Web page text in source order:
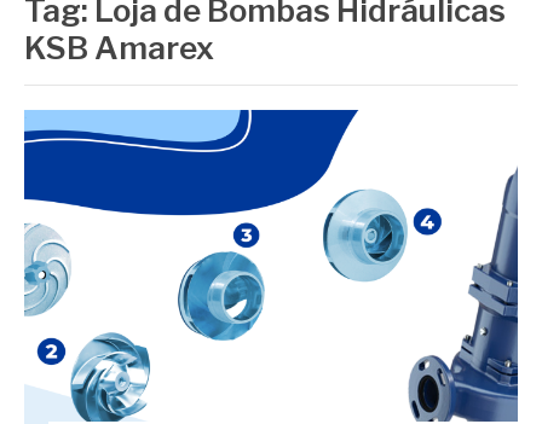
Tag: Loja de Bombas Hidráulicas
KSB Amarex